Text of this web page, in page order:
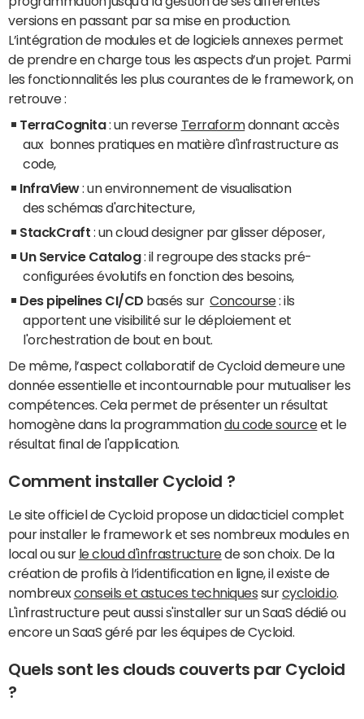
versions en passant par sa mise en production.
L’intégration de modules et de logiciels annexes permet
de prendre en charge tous les aspects d’un projet. Parmi
les fonctionnalités les plus courantes de le framework, on
retrouve :
TerraCognita: un reverse Terraformdonnant accès
aux bonnes pratiques en matière d'infrastructure as
code,
InfraView: un environnement de visualisation
des schémas d'architecture,
StackCraft : un cloud designer par glisser déposer,
Un Service Catalog: il regroupe des stacks pré-
configurées évolutifs en fonction des besoins,
Des pipelines CI/CD basés surConcourse: ils
apportent une visibilité sur le déploiement et
l'orchestration de bout en bout.
De même, l’aspect collaboratif de Cycloid demeure une
donnée essentielle et incontournable pour mutualiser les
compétences. Cela permet de présenter un résultat
homogène dans la programmationdu code sourceet le
résultat final de l'application.
Comment installer Cycloid ?
Le site officiel de Cycloid propose un didacticiel complet
pour installer le framework et ses nombreux modules en
local ou sur le cloud d'infrastructurede son choix. De la
création de profils à l’identification en ligne, il existe de
nombreuxconseils et astuces techniques surcycloid.io
L'infrastructure peut aussi s'installer sur un SaaS dédié ou
encore un SaaS géré par les équipes de Cycloid.
Quels sont les clouds couverts par Cycloid
?